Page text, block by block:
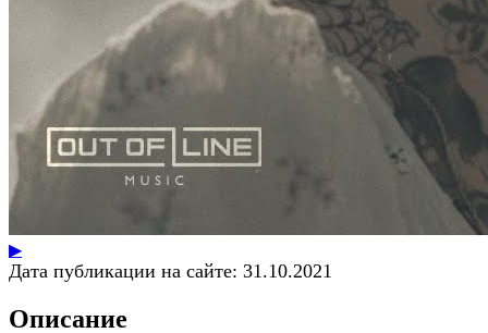
▶
Дата публикации на сайте: 31.10.2021
Описание